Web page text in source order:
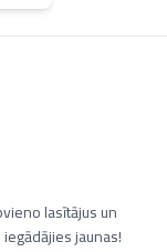
lasītājus un
jaunas!